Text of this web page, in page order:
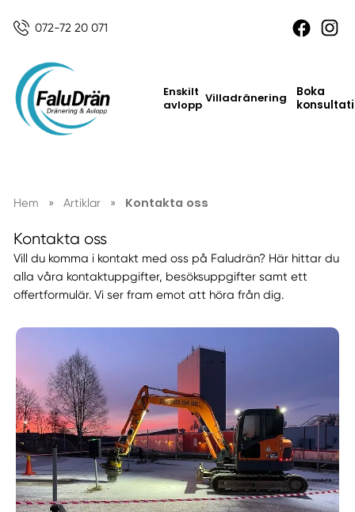
072-72 20 071
Enskilt
avlopp Villadränering
Boka
Hem » Artiklar » Kontakta oss
Kontakta oss
Vill du komma i kontakt med oss på Faludrän? Här hittar du
alla våra kontaktuppgifter, besöksuppgifter samt ett
offertformulär. Vi ser fram emot att höra från dig.